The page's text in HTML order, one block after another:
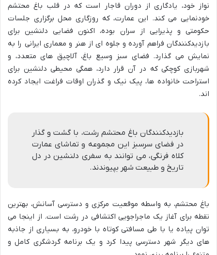
نواز خود، یادگاری از دوران قاجار است که در قلب باغ محتشم
خودنمایی می کند. این عمارت، که روزگاری محل برگزاری جلسات
حکومتی و پذیرایی از سران بوده، اکنون فضایی دلنشین برای
بازدیدکنندگان فراهم آورده و جلوه ای از هنر و معماری ایرانی را به
نمایش می گذارد. فضای سبز وسیع باغ، آلاچیق های متعدد، و
شهربازی کوچکی که در آن قرار دارد، همگی محیطی دلنشین برای
استراحت خانواده ها، پیک نیک و گذران اوقات فراغت ایجاد کرده
اند.
بازدیدکنندگان باغ محتشم رشت، با گشت و گذار
در فضای سرسبز این مجموعه و تماشای عمارت
کلاه فرنگی، می توانند به سفری دلنشین در دل
تاریخ و طبیعت شهر بپیوندند.
باغ محتشم، به واسطه موقعیت مرکزی و دسترسی آسانش، بهترین
نقطه برای آغاز یک ماجراجویی اکتشافی در رشت است. از اینجا می
توان پیاده یا با طی مسافتی کوتاه با خودرو، به بسیاری از جاذبه
های دیگر شهر دسترسی پیدا کرد و یک برنامه گردشگری کامل و